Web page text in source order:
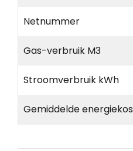
Netnummer
Gas-verbruik M3
Stroomverbruik kWh
Gemiddelde